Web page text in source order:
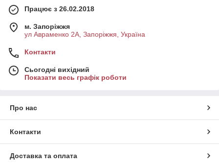
Працює з 26.02.2018
м. Запоріжжя
ул Авраменко 2А, Запоріжжя, Україна
Контакти
Сьогодні вихідний
Показати весь графік роботи
Про нас
Контакти
Доставка та оплата